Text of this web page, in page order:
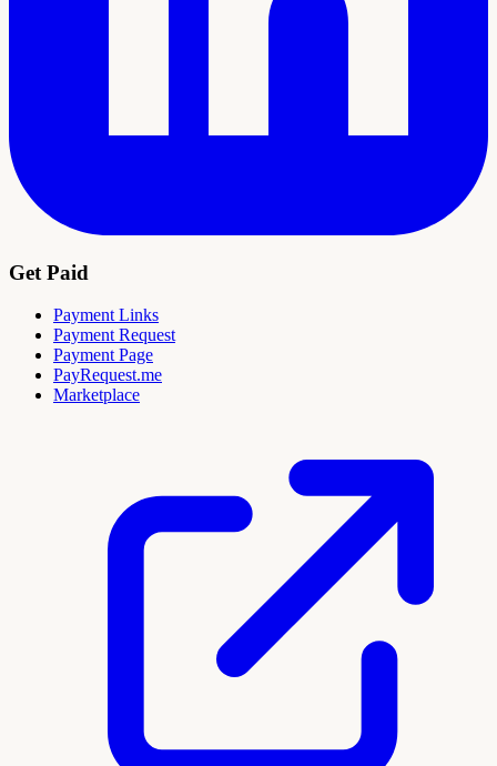
Get Paid
Payment Links
Payment Request
Payment Page
PayRequest.me
Marketplace